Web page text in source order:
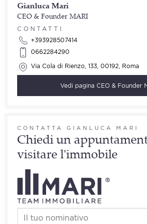
Gianluca Mari
CEO & Founder MARI
CONTATTI
+393928507414
0662284290
Via Cola di Rienzo, 133, 00192, Roma
Vedi pagina CEO & Founder
CONTATTA GIANLUCA MARI
Chiedi un
visitare l'immobile